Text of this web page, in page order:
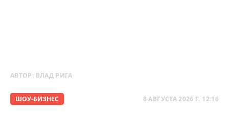
АВТОР: ВЛАД РИГА
ШОУ-БИЗНЕС 8 АВГУСТА 2026 Г. 12:16